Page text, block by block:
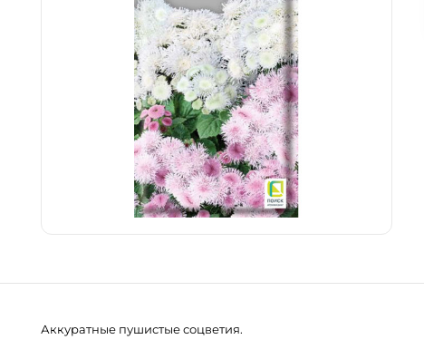
Аккуратные пушистые соцветия.